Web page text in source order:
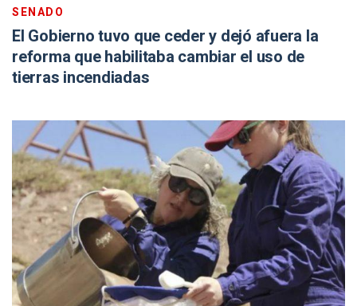
SENADO
El Gobierno tuvo que ceder y dejó afuera la
reforma que habilitaba cambiar el uso de
tierras incendiadas